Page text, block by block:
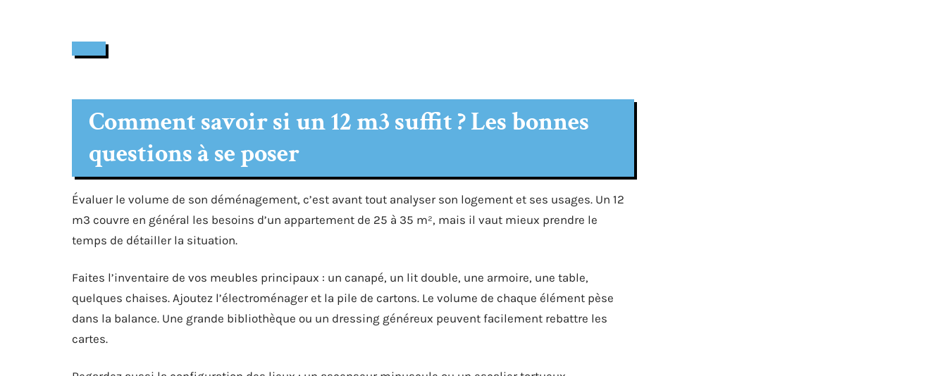
Comment savoir si un 12 m3 suffit ? Les bonnes
questions à se poser
Évaluer le volume de son déménagement, c’est avant tout analyser son logement et ses usages. Un 12
m3 couvre en général les besoins d’un appartement de 25 à 35 m², mais il vaut mieux prendre le
temps de détailler la situation.
Faites l’inventaire de vos meubles principaux : un canapé, un lit double, une armoire, une table,
quelques chaises. Ajoutez l’électroménager et la pile de cartons. Le volume de chaque élément pèse
dans la balance. Une grande bibliothèque ou un dressing généreux peuvent facilement rebattre les
cartes.